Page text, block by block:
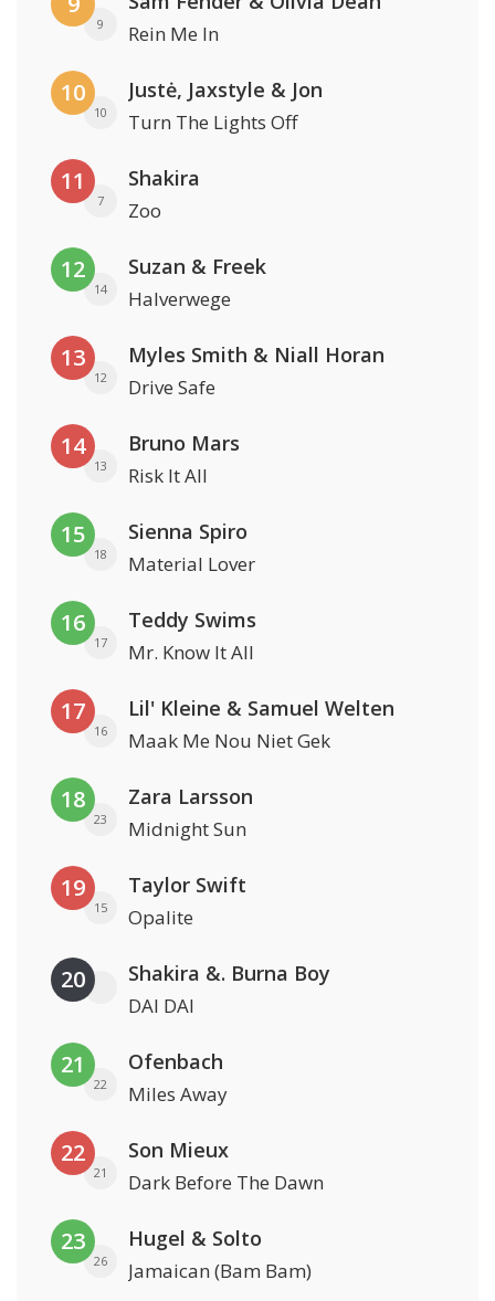
9 Rein Me In
10
10
Justė, Jaxstyle & Jon
Turn The Lights Off
11
7
Shakira
Zoo
12
14
Suzan & Freek
Halverwege
13
12
Myles Smith & Niall Horan
Drive Safe
14
13
Bruno Mars
Risk It All
15
18
Sienna Spiro
Material Lover
16
17
Teddy Swims
Mr. Know It All
17
16
Lil' Kleine & Samuel Welten
Maak Me Nou Niet Gek
18
23
Zara Larsson
Midnight Sun
19
15
Taylor Swift
Opalite
20 Shakira &. Burna Boy
DAI DAI
21
22
Ofenbach
Miles Away
22
21
Son Mieux
Dark Before The Dawn
23
26
Hugel & Solto
Jamaican (Bam Bam)